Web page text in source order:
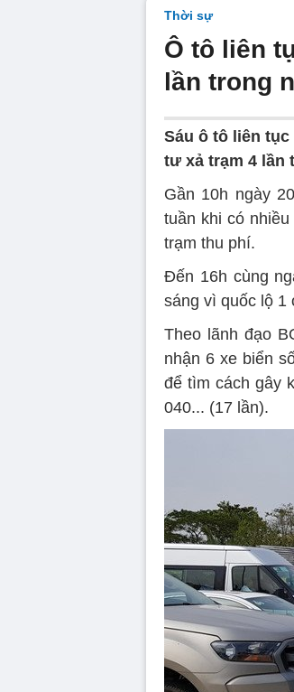
Thời sự
Ô tô liên
lần trong
Sáu ô tô liên tục
tư xả trạm 4 lần
Gần 10h ngày
tuần khi có
trạm thu phí.
Đến 16h cùng
sáng vì quốc lộ 1
Theo lãnh đạo
nhận 6 xe biển
để tìm cách gây
040... (17 lần).